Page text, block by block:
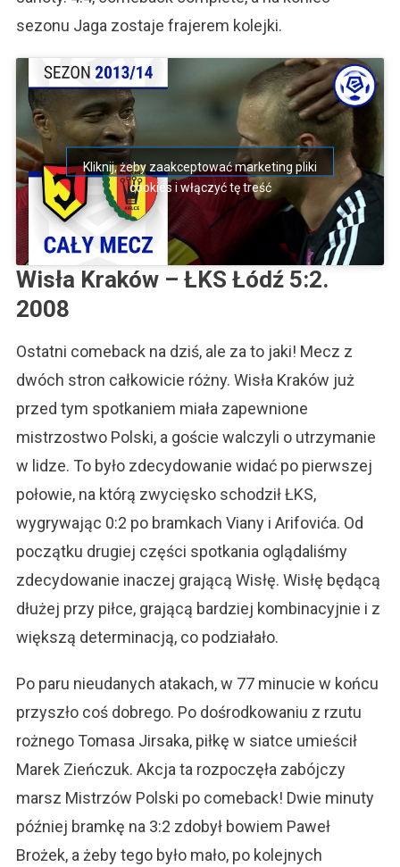
sezonu Jaga zostaje frajerem kolejki.
Kliknij, żeby zaakceptować marketing pliki
cookies i włączyć tę treść
Wisła Kraków – ŁKS Łódź 5:2.
2008
Ostatni comeback na dziś, ale za to jaki! Mecz z
dwóch stron całkowicie różny. Wisła Kraków już
przed tym spotkaniem miała zapewnione
mistrzostwo Polski, a goście walczyli o utrzymanie
w lidze. To było zdecydowanie widać po pierwszej
połowie, na którą zwycięsko schodził ŁKS,
wygrywając 0:2 po bramkach Viany i Arifovića. Od
początku drugiej części spotkania oglądaliśmy
zdecydowanie inaczej grającą Wisłę. Wisłę będącą
dłużej przy piłce, grającą bardziej kombinacyjnie i z
większą determinacją, co podziałało.
Po paru nieudanych atakach, w 77 minucie w końcu
przyszło coś dobrego. Po dośrodkowaniu z rzutu
rożnego Tomasa Jirsaka, piłkę w siatce umieścił
Marek Zieńczuk. Akcja ta rozpoczęła zabójczy
marsz Mistrzów Polski po comeback! Dwie minuty
później bramkę na 3:2 zdobył bowiem Paweł
Brożek, a żeby tego było mało, po kolejnych